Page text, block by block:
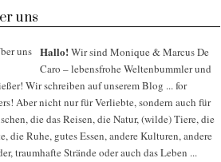
uns
Hallo!Wir sind Monique & Marcus De
Caro – lebensfrohe Weltenbummler und
Wir schreiben auf unserem Blog ... for
Aber nicht nur für Verliebte, sondern auch für
die das Reisen, die Natur, (wilde) Tiere, die
die Ruhe, gutes Essen, andere Kulturen, andere
traumhafte Strände oder auch das Leben ...